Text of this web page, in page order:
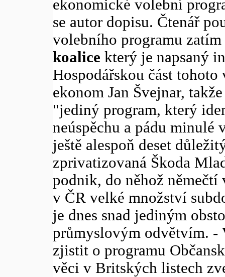
ekonomické volební
se autor dopisu. Čtenář
volebního programu
koalice který je napsaný
Hospodářskou část
ekonom Jan Švejnar,
"jediný program, který
neúspěchu a pádu
ještě alespoň deset
zprivatizovaná Škoda
podnik, do něhož
v ČR velké množství
je dnes snad jediným
průmyslovým odvětvím. -
zjistit o programu
věci v Britských listech